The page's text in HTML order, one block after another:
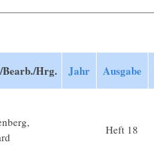
Hrg. Jahr Ausgabe
Heft 18